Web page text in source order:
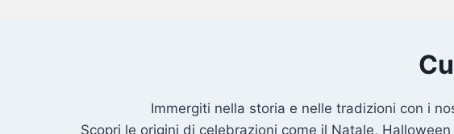
Immergiti nella storia e nelle tradizioni con i
Scopri le origini di celebrazioni come il Natale,